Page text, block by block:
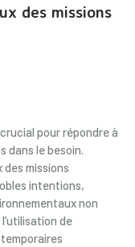
des missions
pour répondre à
dans le besoin.
missions
intentions,
non
de